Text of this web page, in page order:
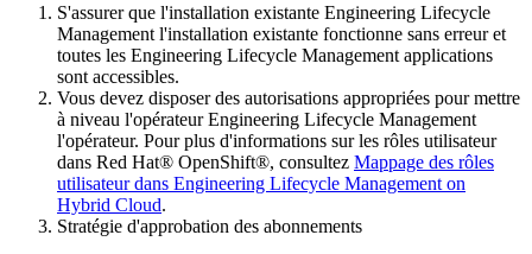
S'assurer que l'installation existante Engineering Lifecycle
Management l'installation existante fonctionne sans erreur et
toutes les Engineering Lifecycle Management applications
sont accessibles.
Vous devez disposer des autorisations appropriées pour mettre
à niveau l'opérateurEngineering Lifecycle Management
l'opérateur. Pour plus d'informations sur les rôles utilisateur
dans Red Hat® OpenShift®, consultez Mappage des rôles
utilisateur dans Engineering Lifecycle Management on
Hybrid Cloud.
Stratégie d'approbation des abonnements